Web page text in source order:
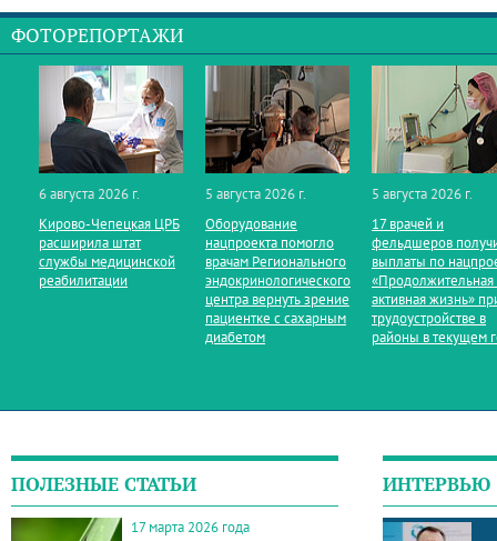
ФОТОРЕПОРТАЖИ
6 августа 2026 г.
Кирово‑Чепецкая ЦРБ
расширила штат
службы медицинской
реабилитации
5 августа 2026 г.
Оборудование
нацпроекта помогло
врачам Регионального
эндокринологического
центра вернуть зрение
пациентке с сахарным
диабетом
5 августа 2026 г.
17 врачей и
фельдшеров
выплаты по
«Продолжительная
активная жизнь»
трудоустройстве в
районы в текущем
ПОЛЕЗНЫЕ СТАТЬИ
17 марта 2026 года
ИНТЕРВЬЮ